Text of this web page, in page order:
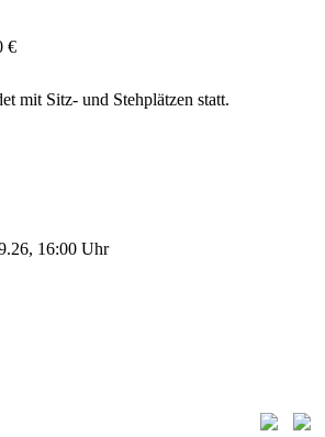
€
mit Sitz- und Stehplätzen statt.
16:00 Uhr